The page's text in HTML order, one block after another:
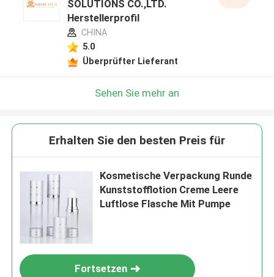
SOLUTIONS CO.,LTD.
Herstellerprofil
CHINA
5.0
Überprüfter Lieferant
Sehen Sie mehr an
Erhalten Sie den besten Preis für
Kosmetische Verpackung Runde
Kunststofflotion Creme Leere
Luftlose Flasche Mit Pumpe
Fortsetzen